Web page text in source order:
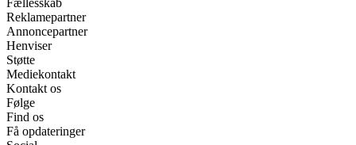
Reklamepartner
Annoncepartner
Henviser
Støtte
Mediekontakt
Kontakt os
Følge
Find os
Få opdateringer